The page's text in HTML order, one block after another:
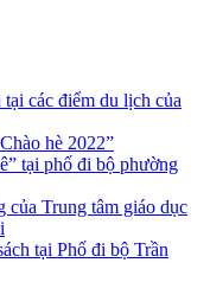
các điểm du lịch của
hè 2022”
tại phố đi bộ phường
của Trung tâm giáo dục
tại Phố đi bộ Trần